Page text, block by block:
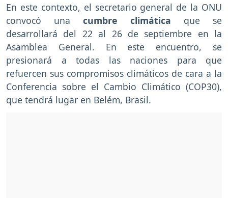
En este contexto, el secretario general de la ONU
convocó unacumbre climática que se
desarrollará del 22 al 26 de septiembre en la
Asamblea General. En este encuentro, se
presionará a todas las naciones para que
refuercen sus compromisos climáticos de cara a la
Conferencia sobre el Cambio Climático (COP30),
que tendrá lugar en Belém, Brasil.